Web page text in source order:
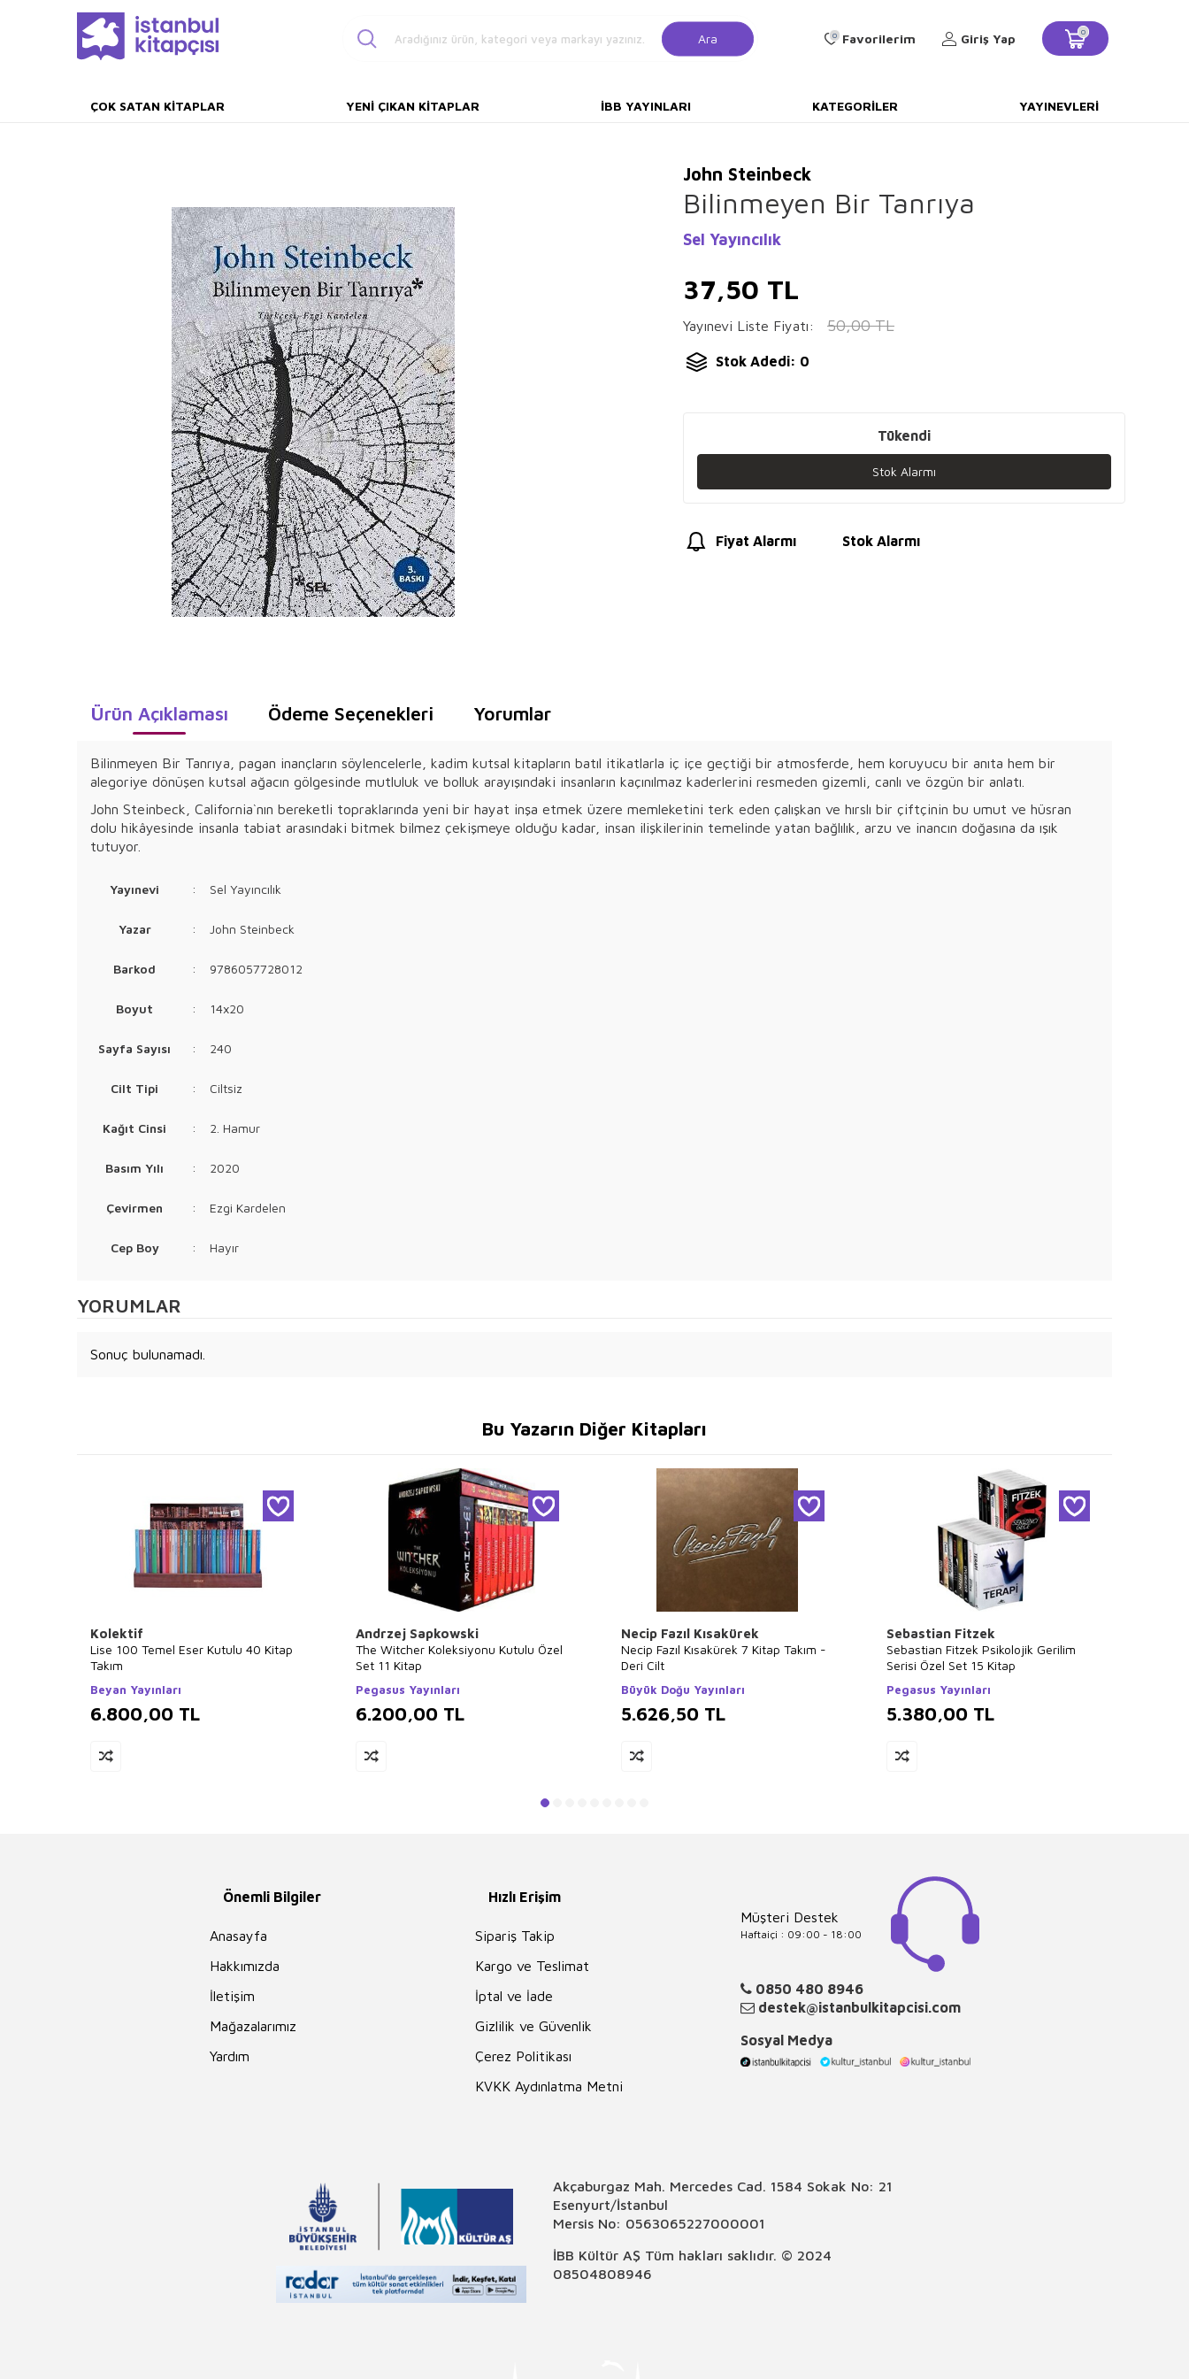
Ara 0 Favorilerim Giriş Yap 0
ÇOK SATAN KITAPLAR YENI ÇIKAN KITAPLAR İBB YAYINLARI KATEGORILER YAYINEVLERI
John Steinbeck
Bilinmeyen Bir Tanrıya
Sel Yayıncılık
37,50 TL
Yayınevi Liste Fiyatı: 50,00TL
Stok Adedi: 0
Tükendi
Stok Alarmı
Fiyat Alarmı Stok Alarmı
Ürün Açıklaması Ödeme Seçenekleri Yorumlar
Bilinmeyen Bir Tanrıya, pagan inançların söylencelerle, kadim kutsal kitapların batıl itikatlarla iç içe geçtiği bir atmosferde, hem koruyucu bir anıta hem bir
alegoriye dönüşen kutsal ağacın gölgesinde mutluluk ve bolluk arayışındaki insanların kaçınılmaz kaderlerini resmeden gizemli, canlı ve özgün bir anlatı.
John Steinbeck, California`nın bereketli topraklarında yeni bir hayat inşa etmek üzere memleketini terk eden çalışkan ve hırslı bir çiftçinin bu umut ve hüsran
dolu hikâyesinde insanla tabiat arasındaki bitmek bilmez çekişmeye olduğu kadar, insan ilişkilerinin temelinde yatan bağlılık, arzu ve inancın doğasına da ışık
tutuyor.
Yayınevi : Sel Yayıncılık
Yazar : John Steinbeck
Barkod : 9786057728012
Boyut : 14x20
Sayfa Sayısı : 240
Cilt Tipi : Ciltsiz
Kağıt Cinsi : 2. Hamur
Basım Yılı : 2020
Çevirmen : Ezgi Kardelen
Cep Boy : Hayır
YORUMLAR
Sonuç bulunamadı.
Bu Yazarın Diğer Kitapları
Kolektif
Lise 100 Temel Eser Kutulu 40 Kitap
Takım
Beyan Yayınları
6.800,00 TL
Andrzej Sapkowski
The Witcher Koleksiyonu Kutulu Özel
Set 11 Kitap
Pegasus Yayınları
6.200,00 TL
Necip Fazıl Kısakürek
Necip Fazıl Kısakürek 7 Kitap Takım -
Deri Cilt
Büyük Doğu Yayınları
5.626,50 TL
Sebastian Fitzek
Sebastian Fitzek Psikolojik Gerilim
Serisi Özel Set 15 Kitap
Pegasus Yayınları
5.380,00 TL
Önemli Bilgiler
Anasayfa
Hakkımızda
İletişim
Mağazalarımız
Yardım
Hızlı Erişim
Sipariş Takip
Kargo ve Teslimat
İptal ve İade
Gizlilik ve Güvenlik
Çerez Politikası
KVKK Aydınlatma Metni
Müşteri Destek
Haftaiçi : 09:00 - 18:00
0850 480 8946
destek@istanbulkitapcisi.com
Sosyal Medya
Akçaburgaz Mah. Mercedes Cad. 1584 Sokak No: 21
Esenyurt/İstanbul
Mersis No: 0563065227000001
İBB Kültür AŞ Tüm hakları saklıdır. © 2024
08504808946